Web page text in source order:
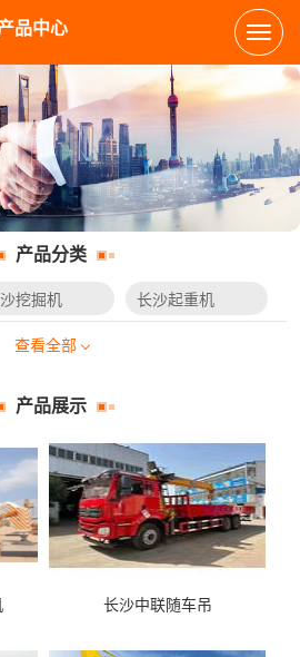
品中心
产品分类
挖掘机 长沙起重机
查看全部
产品展示
长沙中联随车吊